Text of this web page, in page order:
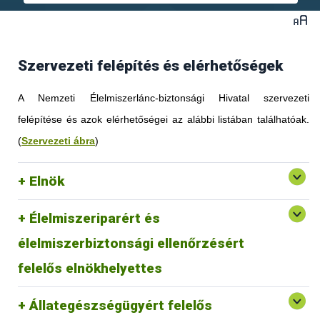
Szervezeti felépítés és elérhetőségek
A Nemzeti Élelmiszerlánc-biztonsági Hivatal szervezeti
felépítése és azok elérhetőségei az alábbi listában találhatóak.
(Szervezeti ábra)
Elnök
Élelmiszeriparért és
élelmiszerbiztonsági ellenőrzésért
felelős elnökhelyettes
Állategészségügyért felelős